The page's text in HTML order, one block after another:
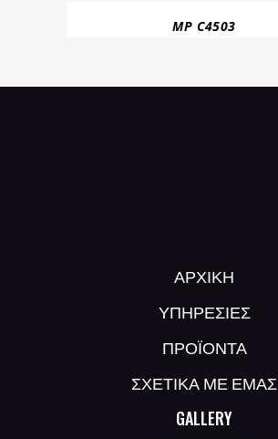
MP C4503
ΑΡΧΙΚΗ
ΥΠΗΡΕΣΙΕΣ
ΠΡΟΪΟΝΤΑ
ΣΧΕΤΙΚΑ ΜΕ ΕΜΑΣ
GALLERY